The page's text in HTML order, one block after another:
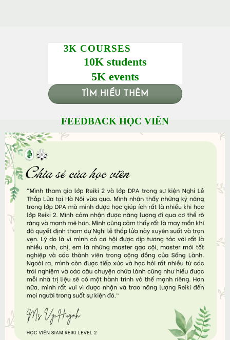
3K COURSES
10K students
5K events
TÌM HIỂU THÊM
FEEDBACK HỌC VIÊN